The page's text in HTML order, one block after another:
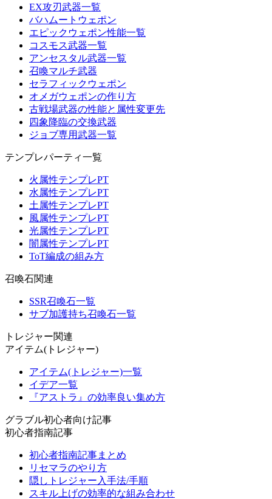
EX攻刃武器一覧
バハムートウェポン
エピックウェポン性能一覧
コスモス武器一覧
アンセスタル武器一覧
召喚マルチ武器
セラフィックウェポン
オメガウェポンの作り方
古戦場武器の性能と属性変更先
四象降臨の交換武器
ジョブ専用武器一覧
テンプレパーティ一覧
火属性テンプレPT
水属性テンプレPT
土属性テンプレPT
風属性テンプレPT
光属性テンプレPT
闇属性テンプレPT
ToT編成の組み方
召喚石関連
SSR召喚石一覧
サブ加護持ち召喚石一覧
トレジャー関連
アイテム(トレジャー)
アイテム(トレジャー)一覧
イデア一覧
『アストラ』の効率良い集め方
グラブル初心者向け記事
初心者指南記事
初心者指南記事まとめ
リセマラのやり方
隠しトレジャー入手法/手順
スキル上げの効率的な組み合わせ